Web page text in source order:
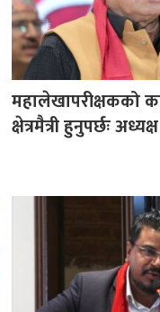
महालेखापरीक्षकको
क्षेत्रमैत्री हुनुपर्छः